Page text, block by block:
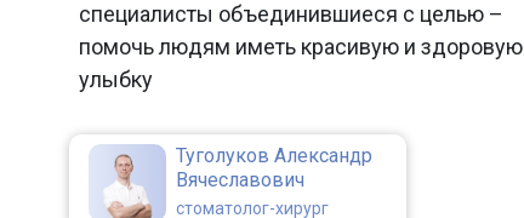
специалисты объединившиеся с целью –
помочь людям иметь красивую и здоровую
улыбку
Туголуков Александр
Вячеславович
стоматолог-хирург